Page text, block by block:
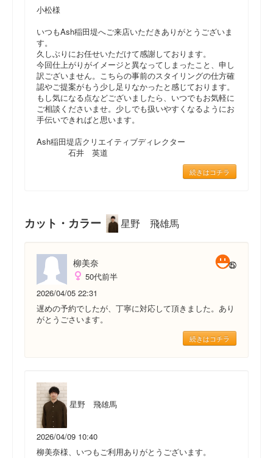
小松様
いつもAsh稲田堤へご来店いただきありがとうございま
す。
久しぶりにお任せいただけて感謝しております。
今回仕上がりがイメージと異なってしまったこと、申し
訳ございません。こちらの事前のスタイリングの仕方確
認やご提案がもう少し足りなかったと感じております。
もし気になる点などございましたら、いつでもお気軽に
ご相談くださいませ。少しでも扱いやすくなるようにお
手伝いできればと思います。
Ash稲田堤店クリエイティブディレクター
石井 英道
続きはコチラ
カット・カラー 星野 飛雄馬
柳美奈
50代前半
2026/04/05 22:31
遅めの予約でしたが、丁寧に対応して頂きました。あり
がとうごさいます。
続きはコチラ
星野 飛雄馬
2026/04/09 10:40
柳美奈様、いつもご利用ありがとうございます。